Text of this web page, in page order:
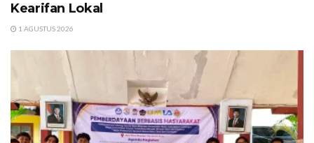
Kearifan Lokal
1 AGUSTUS 2026